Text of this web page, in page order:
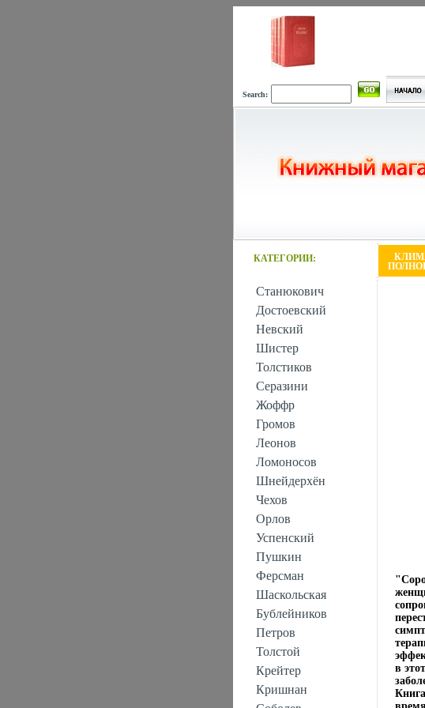
Search:
КАТЕГОРИИ:
Станюкович
Достоевский
Невский
Шистер
Толстиков
Серазини
Жоффр
Громов
Леонов
Ломоносов
Шнейдерхён
Чехов
Орлов
Успенский
Пушкин
Ферсман
Шаскольская
Бублейников
Петров
Толстой
Крейтер
Кришнан
в